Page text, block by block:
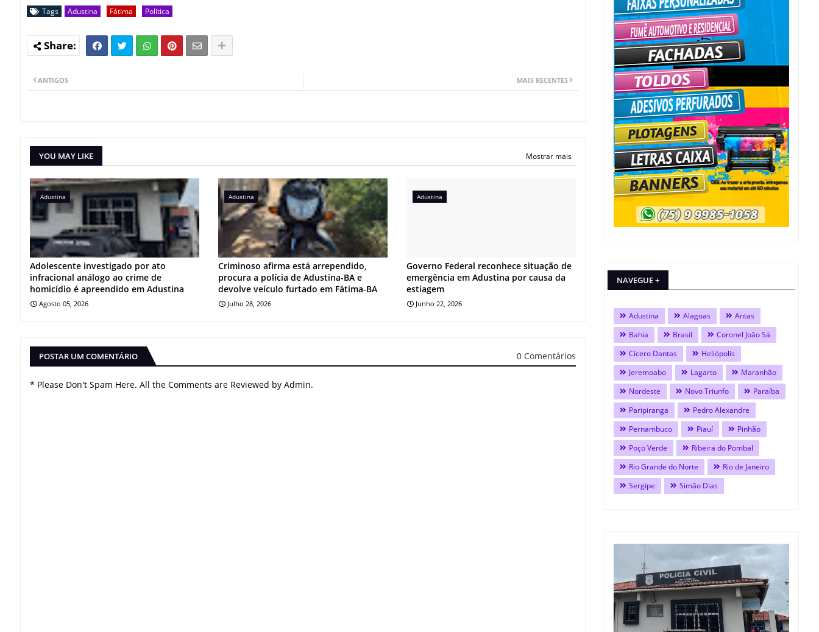
Tags Adustina Fátima Política
MAIS RECENTES
ANTIGOS
YOU MAY LIKE Mostrar mais
Adustina
Adolescente investigado por ato
infracional análogo ao crime de
homicídio é apreendido em Adustina
Agosto 05, 2026
Adustina
Criminoso afirma está arrependido,
procura a polícia de Adustina-BA e
devolve veículo furtado em Fátima-BA
Julho 28, 2026
Adustina
Governo Federal reconhece situação de
emergência em Adustina por causa da
estiagem
Junho 22, 2026
POSTAR UM COMENTÁRIO 0 Comentários
* Please Don't Spam Here. All the Comments are Reviewed by Admin.
NAVEGUE +
Adustina Alagoas
Antas
Bahia
Brasil
Coronel João Sá
Cícero Dantas
Heliópolis
Jeremoabo
Lagarto
Maranhão
Nordeste
Novo Triunfo
Paraíba
Paripiranga
Pedro Alexandre
Pernambuco
Piauí
Pinhão
Poço Verde
Ribeira do Pombal
Rio Grande do Norte
Rio de Janeiro
Sergipe
Simão Dias